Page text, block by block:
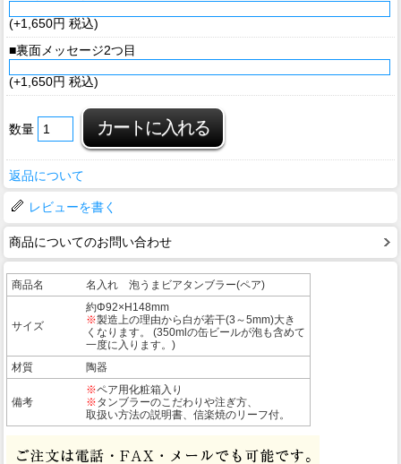
(+1,650円 税込)
■裏面メッセージ2つ目
(+1,650円 税込)
数量
返品について
レビューを書く
商品についてのお問い合わせ
商品名 名入れ 泡うまビアタンブラー(ペア)
サイズ
約Φ92×H148mm
※製造上の理由から白が若干(3～5mm)大き
くなります。 (350mlの缶ビールが泡も含めて
一度に入ります。)
材質
陶器
備考
※ペア用化粧箱入り
※タンブラーのこだわりや注ぎ方、
取扱い方法の説明書、信楽焼のリーフ付。